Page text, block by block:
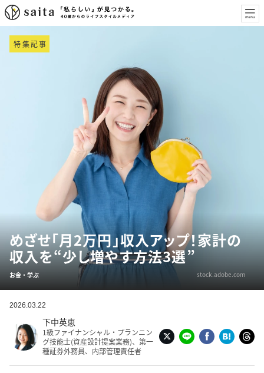
特集記事
めざせ「月2万円」収入アップ！家計の
収入を“少し増やす方法3選”
お金・学ぶ stock.adobe.com
2026.03.22
下中英恵
1級ファイナンシャル・プランニン
グ技能士(資産設計提案業務)、第一
種証券外務員、内部管理責任者